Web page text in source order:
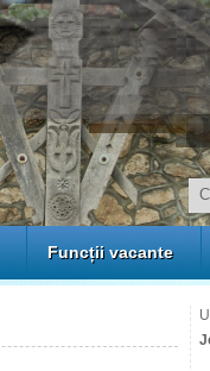
Funcții vacante